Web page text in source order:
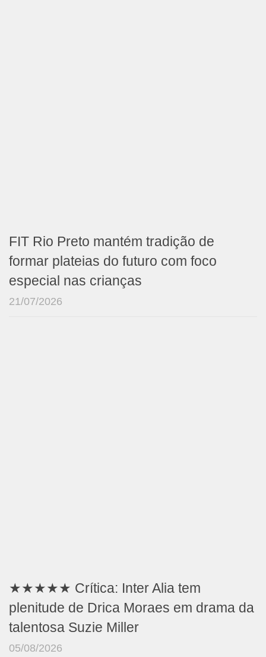
FIT Rio Preto mantém tradição de
formar plateias do futuro com foco
especial nas crianças
21/07/2026
★★★★★ Crítica: Inter Alia tem
plenitude de Drica Moraes em drama da
talentosa Suzie Miller
05/08/2026